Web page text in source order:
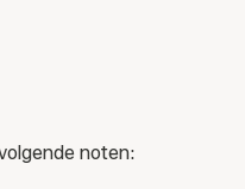
noten: